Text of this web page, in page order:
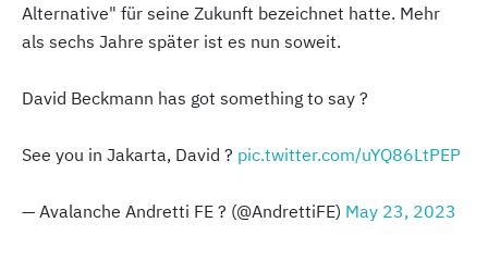
Alternative" für seine Zukunft bezeichnet hatte. Mehr
als sechs Jahre später ist es nun soweit.
David Beckmann has got something to say ?
See you in Jakarta, David ? pic.twitter.com/uYQ86LtPEP
— Avalanche Andretti FE ? (@AndrettiFE) May 23, 2023